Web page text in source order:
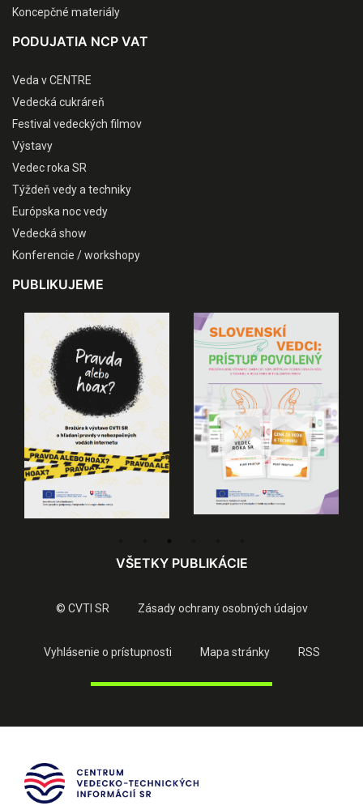
Koncepčné materiály
PODUJATIA NCP VAT
Veda v CENTRE
Vedecká cukráreň
Festival vedeckých filmov
Výstavy
Vedec roka SR
Týždeň vedy a techniky
Európska noc vedy
Vedecká show
Konferencie / workshopy
PUBLIKUJEME
VŠETKY PUBLIKÁCIE
© CVTI SR Zásady ochrany osobných údajov
Vyhlásenie o prístupnosti Mapa stránky RSS